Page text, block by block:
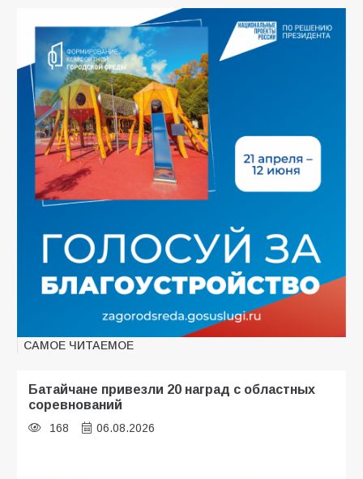
САМОЕ ЧИТАЕМОЕ
Батайчане привезли 20 наград с областных
соревнований
168 06.08.2026